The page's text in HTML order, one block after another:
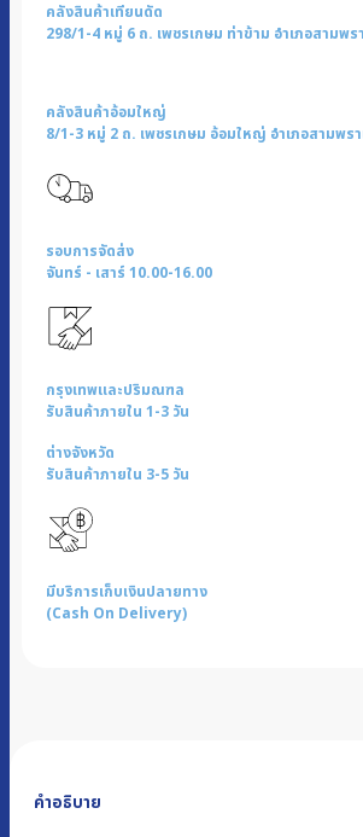
คลังสินค้าเทียนดัด
298/1-4 หมู่ 6 ถ. เพชรเกษม ท่าข้าม อำเภอสามพ
คลังสินค้าอ้อมใหญ่
8/1-3 หมู่ 2 ถ. เพชรเกษม อ้อมใหญ่ อำเภอสามพร
รอบการจัดส่ง
จันทร์ - เสาร์ 10.00-16.00
กรุงเทพและปริมณฑล
รับสินค้าภายใน 1-3 วัน
ต่างจังหวัด
รับสินค้าภายใน 3-5 วัน
มีบริการเก็บเงินปลายทาง
(Cash On Delivery)
คำอธิบาย